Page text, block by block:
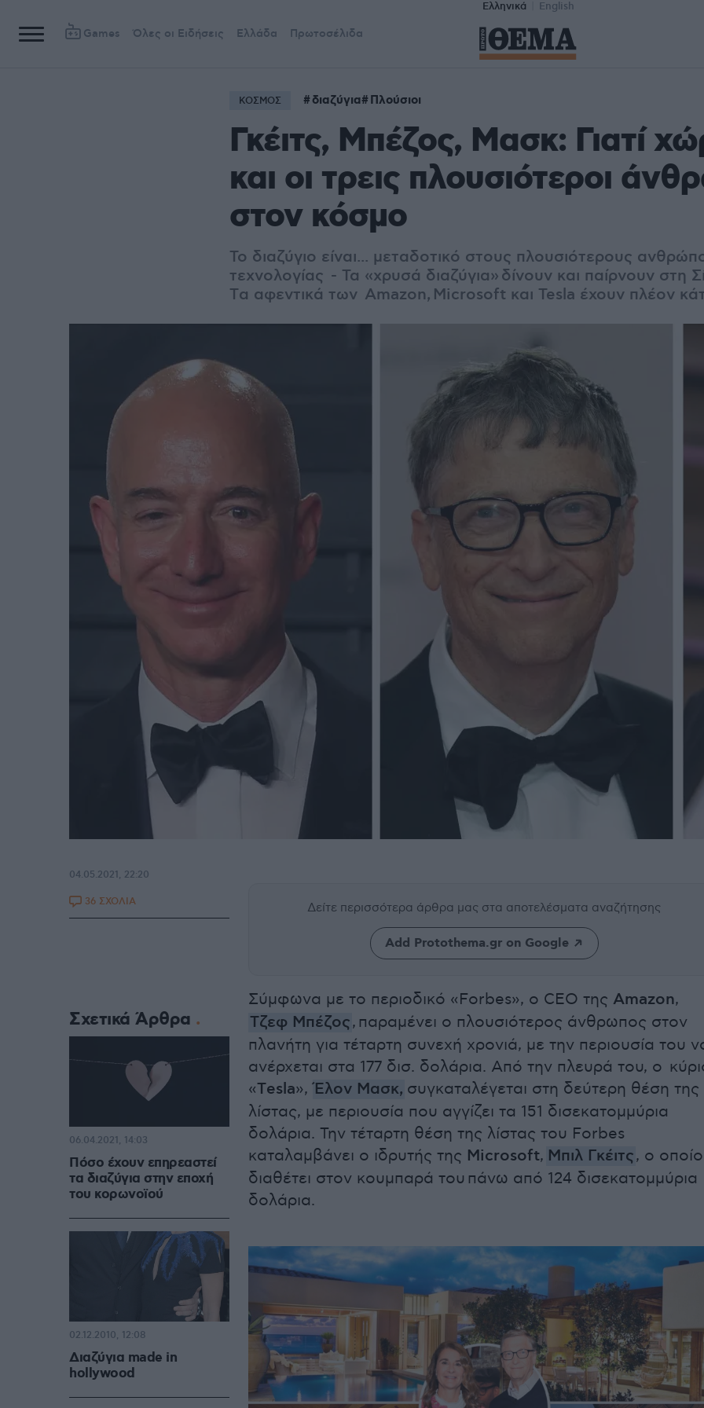
Ελληνικά English
Games Όλες οι Ειδήσεις Ελλάδα Πρωτοσέλιδα
ΚΟΣΜΟΣ διαζύγια Πλούσιοι
Γκέιτς, Μπέζος, Μασκ: Γιατί
και οι τρεις πλουσιότεροι
στον κόσμο
To διαζύγιο είναι... μεταδοτικό στους πλουσιότερους
τεχνολογίας - Τα «χρυσά διαζύγια» δίνουν και παίρνουν στη
Tα αφεντικά των Amazon, Microsoft και Tesla έχουν πλέον
Δείτε περισσότερα άρθρα μας στα αποτελέσματα αναζήτησης
Add Protothema.gr on Google
Σύμφωνα με το περιοδικό «Forbes», o CEO της Amazon,
Tζεφ Μπέζος, παραμένει ο πλουσιότερος άνθρωπος στον
πλανήτη για τέταρτη συνεχή χρονιά, με την περιουσία του
ανέρχεται στα 177 δισ. δολάρια. Από την πλευρά του, ο
«Τesla»,Έλον Μασκ, συγκαταλέγεται στη δεύτερη θέση της
λίστας, με περιουσία που αγγίζει τα 151 δισεκατομμύρια
δολάρια. Την τέταρτη θέση της λίστας του Forbes
καταλαμβάνει ο ιδρυτής της Microsoft, Μπιλ Γκέιτς, ο
διαθέτει στον κουμπαρά του πάνω από 124 δισεκατομμύρια
δολάρια.
04.05.2021, 22:20
36 ΣΧΟΛΙΑ
Σχετικά Άρθρα
Πόσο έχουν επηρεαστεί
τα διαζύγια στην εποχή
του κορωνοϊού
06.04.2021, 14:03
Διαζύγια made in
hollywood
02.12.2010, 12:08